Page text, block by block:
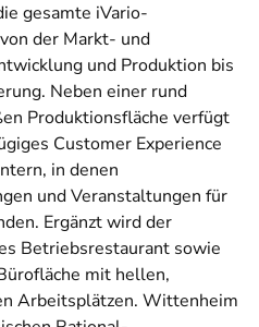
gesamte iVario-
der Markt- und
und Produktion bis
Neben einer rund
Produktionsfläche verfügt
Customer Experience
in denen
und Veranstaltungen für
Ergänzt wird der
Betriebsrestaurant sowie
mit hellen,
Arbeitsplätzen. Wittenheim